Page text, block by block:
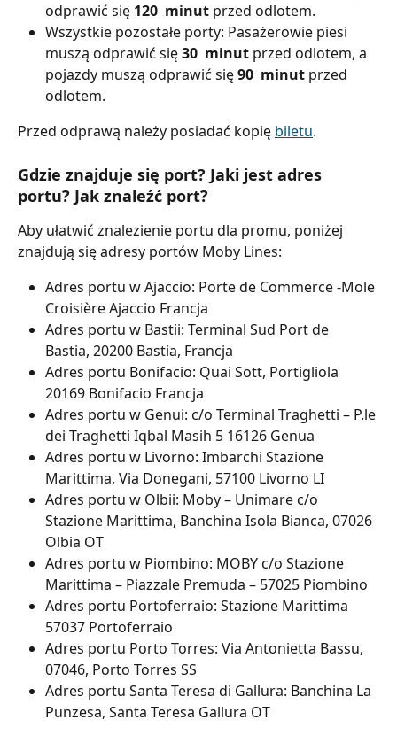
odprawić się 120 minut przed odlotem.
Wszystkie pozostałe porty: Pasażerowie piesi
muszą odprawić się 30 minut przed odlotem, a
pojazdy muszą odprawić się 90 minut przed
odlotem.
Przed odprawą należy posiadać kopię biletu.
Gdzie znajduje się port? Jaki jest adres
portu? Jak znaleźć port?
Aby ułatwić znalezienie portu dla promu, poniżej
znajdują się adresy portów Moby Lines:
Adres portu w Ajaccio: Porte de Commerce -Mole
Croisière Ajaccio Francja
Adres portu w Bastii: Terminal Sud Port de
Bastia, 20200 Bastia, Francja
Adres portu Bonifacio: Quai Sott, Portigliola
20169 Bonifacio Francja
Adres portu w Genui: c/o Terminal Traghetti – P.le
dei Traghetti Iqbal Masih 5 16126 Genua
Adres portu w Livorno: Imbarchi Stazione
Marittima, Via Donegani, 57100 Livorno LI
Adres portu w Olbii: Moby – Unimare c/o
Stazione Marittima, Banchina Isola Bianca, 07026
Olbia OT
Adres portu w Piombino: MOBY c/o Stazione
Marittima – Piazzale Premuda – 57025 Piombino
Adres portu Portoferraio: Stazione Marittima
57037 Portoferraio
Adres portu Porto Torres: Via Antonietta Bassu,
07046, Porto Torres SS
Adres portu Santa Teresa di Gallura: Banchina La
Punzesa, Santa Teresa Gallura OT